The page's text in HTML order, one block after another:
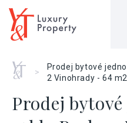
Home
>
Prodej bytové
2 Vinohrady - 64 m2
Prodej